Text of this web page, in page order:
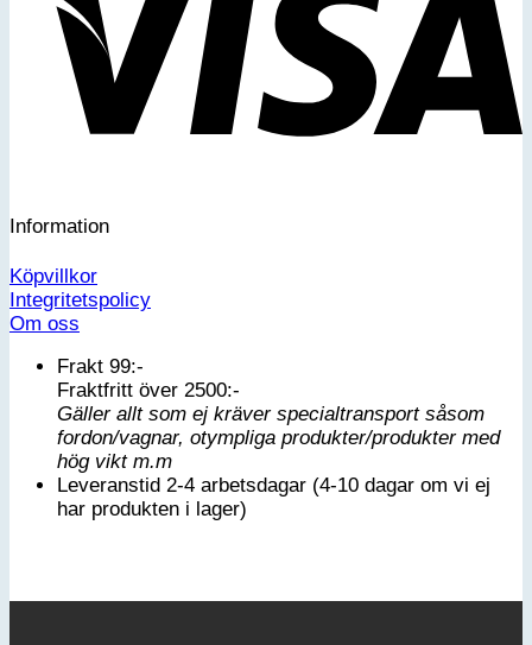
Information
Köpvillkor
Integritetspolicy
Om oss
Frakt 99:-
Fraktfritt över 2500:-
Gäller allt som ej kräver specialtransport såsom
fordon/vagnar, otympliga produkter/produkter med
hög vikt m.m
Leveranstid 2-4 arbetsdagar (4-10 dagar om vi ej
har produkten i lager)